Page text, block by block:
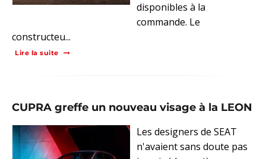
disponibles à la
commande. Le
constructeu...
Lire la suite
CUPRA greffe un nouveau visage à la LEON
Les designers de SEAT
n'avaient sans doute pas